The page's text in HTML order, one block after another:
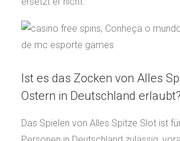
Ist es das Zocken von Alles
Ostern in Deutschland erlaubt?
Das Spielen von Alles Spitze Slot ist